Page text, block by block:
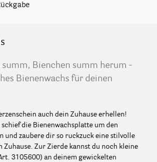
Bienchen summ herum -
Bienenwachs für deinen
auch dein Zuhause erhellen!
die Bienenwachsplatte um den
und zaubere dir so ruckzuck eine stilvolle
Zuhause. Zur Zierde kannst du noch kleine
3105600) an deinem gewickelten